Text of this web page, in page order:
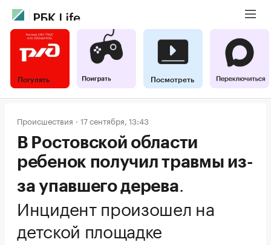
Погулять Посмотреть
Происшествия 17 сентября, 13:43
В Ростовской области
ребенок получил травмы из-
за упавшего дерева.
Инцидент произошел на
детской площадке